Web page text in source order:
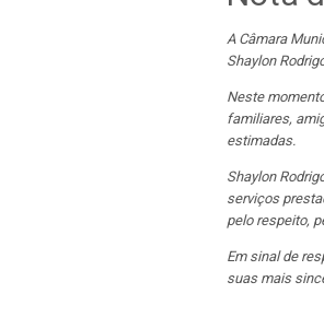
A Câmara
Shaylon
Neste
familiares,
estimadas.
Shaylon
serviços
pelo respeito,
Em sinal de
suas mais